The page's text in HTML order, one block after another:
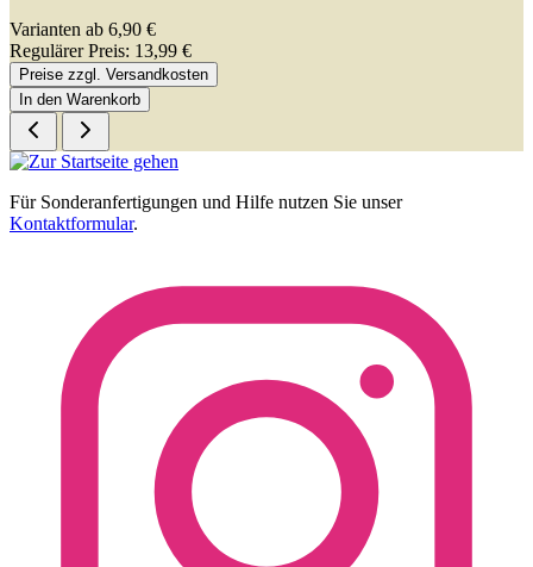
Varianten ab 6,90 €
Regulärer Preis: 13,99 €
Preise zzgl. Versandkosten
In den Warenkorb
Für Sonderanfertigungen und Hilfe nutzen Sie unser
Kontaktformular.